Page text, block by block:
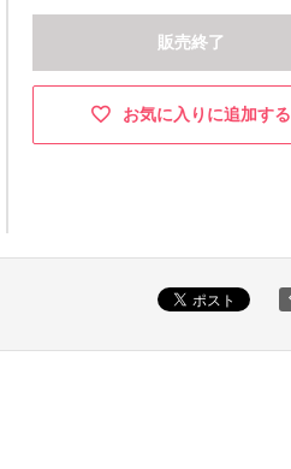
販売終了
お気に入りに追加する